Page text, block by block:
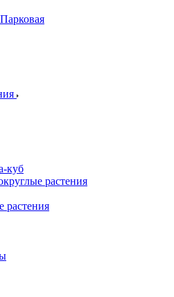
куб
растения